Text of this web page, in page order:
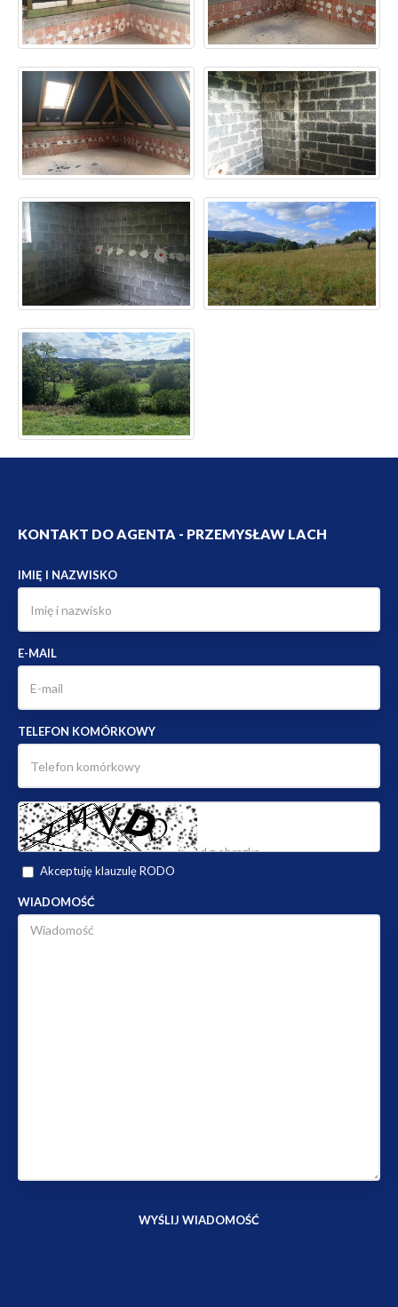
KONTAKT DO AGENTA - PRZEMYSŁAW LACH
IMIĘ I NAZWISKO
E-MAIL
TELEFON KOMÓRKOWY
Akceptuję klauzulę RODO
WIADOMOŚĆ